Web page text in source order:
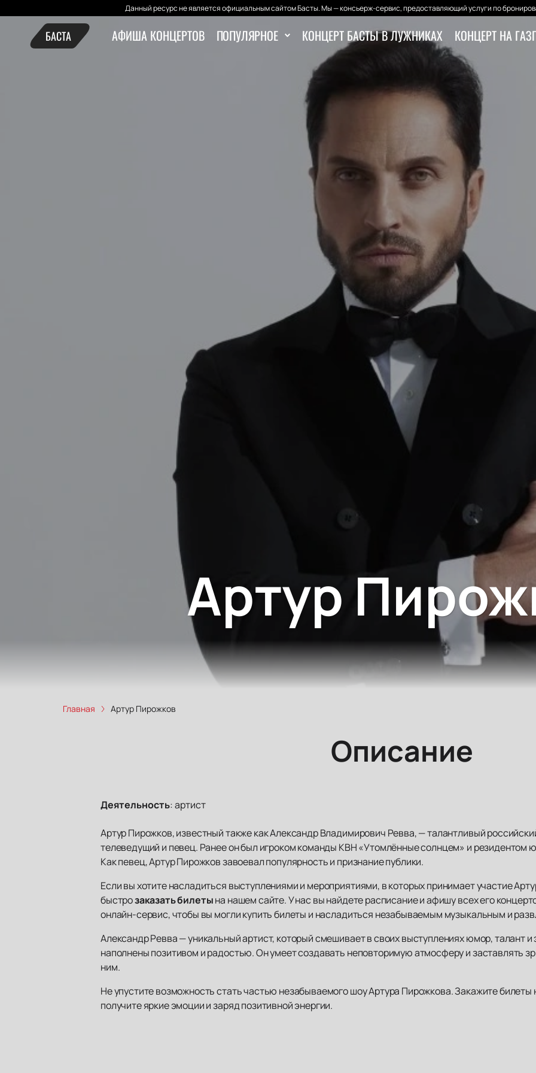
Данный ресурс не является официальным сайтом Басты. Мы — консьерж-сервис, предоставляющий услуги по
БАСТА АФИША КОНЦЕРТОВ ПОПУЛЯРНОЕ КОНЦЕРТ БАСТЫ В ЛУЖНИКАХ КОНЦЕРТ НА
Артур
Главная Артур Пирожков
Описание
Деятельность:артист
Артур Пирожков, известный также как Александр Владимирович Ревва, — талантливый
телеведущий и певец. Ранее он был игроком команды КВН «Утомлённые солнцем» и резидентом
Как певец, Артур Пирожков завоевал популярность и признание публики.
Если вы хотите насладиться выступлениями и мероприятиями, в которых принимает участие
быстрозаказать билетына нашем сайте. У нас вы найдете расписание и афишу всех его
онлайн-сервис, чтобы вы могли купить билеты и насладиться незабываемым музыкальным и
Александр Ревва — уникальный артист, который смешивает в своих выступлениях юмор, талант
наполнены позитивом и радостью. Он умеет создавать неповторимую атмосферу и заставлять
ним.
Не упустите возможность стать частью незабываемого шоу Артура Пирожкова. Закажите
получите яркие эмоции и заряд позитивной энергии.